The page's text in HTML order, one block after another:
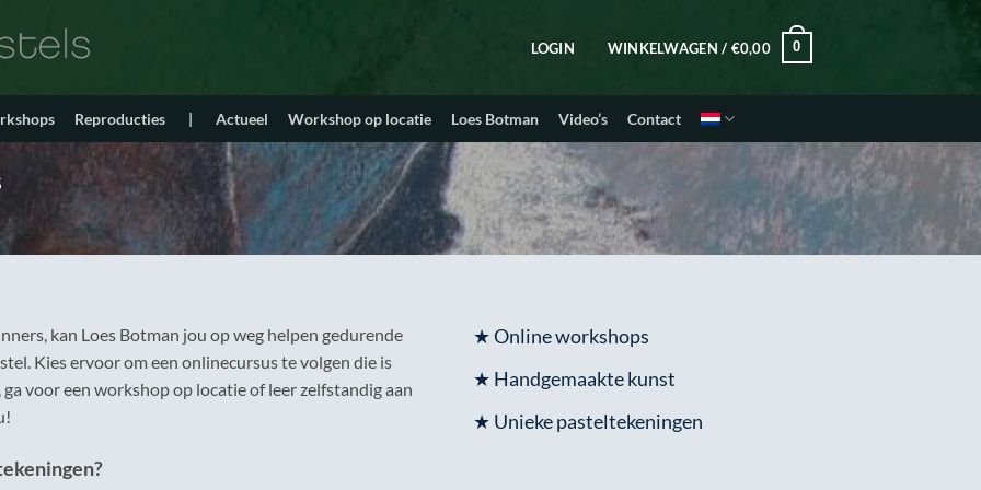
LOGIN WINKELWAGEN / €0,00 0
Reproducties | Actueel Workshop op locatie Loes Botman Video’s Contact
kan Loes Botman jou op weg helpen gedurende
Kies ervoor om een onlinecursus te volgen die is
voor een workshop op locatie of leer zelfstandig aan
★ Online workshops
★ Handgemaakte kunst
★ Unieke pasteltekeningen